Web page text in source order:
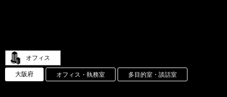
オフィス
大阪府
オフィス・執務室 多目的室・談話室